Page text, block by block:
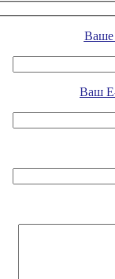
Ваше
Ваш